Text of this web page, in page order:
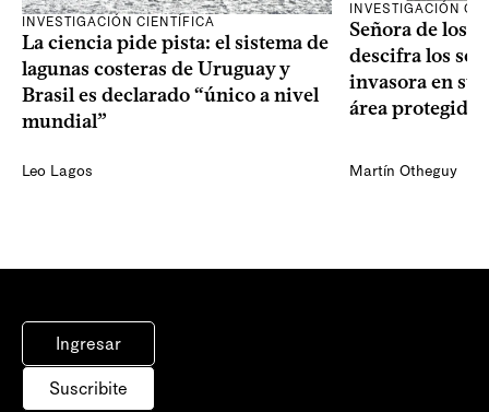
INVESTIGACIÓN CIENTÍFICA
La ciencia pide pista: el sistema de
lagunas costeras de Uruguay y
Brasil es declarado “único a nivel
mundial”
Leo Lagos
INVESTIGACIÓN
Señora de los
descifra los
invasora en su
área protegida
Martín Otheguy
Ingresar
Suscribite